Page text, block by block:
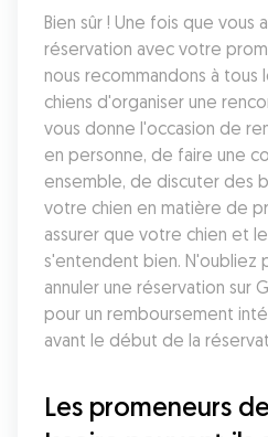
Bien sûr ! Une fois que
réservation avec votre
nous recommandons à
chiens d'organiser une
vous donne l'occasion de
en personne, de faire une
ensemble, de discuter des
votre chien en matière de
assurer que votre chien et
s'entendent bien. N'oubliez
annuler une réservation sur
pour un remboursement
avant le début de la
Les promeneurs